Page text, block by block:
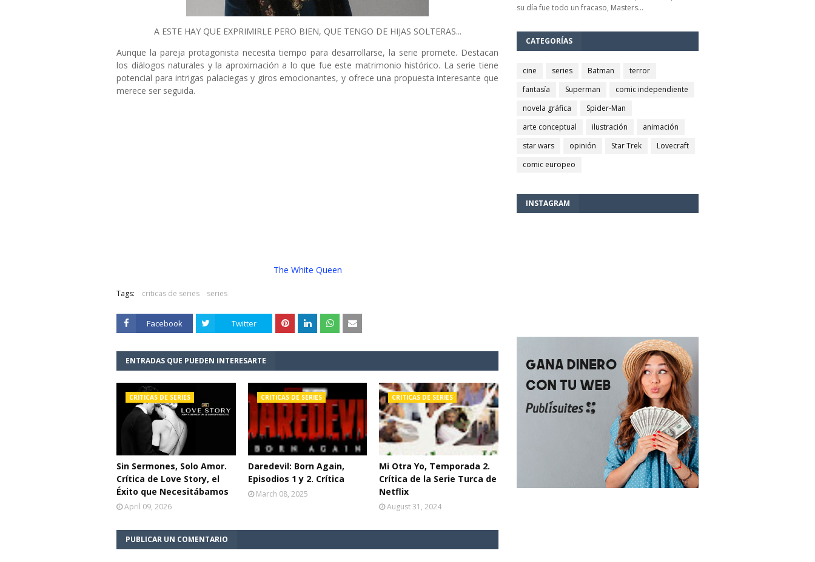
A ESTE HAY QUE EXPRIMIRLE PERO BIEN, QUE TENGO DE HIJAS SOLTERAS...
Aunque la pareja protagonista necesita tiempo para desarrollarse, la serie promete. Destacan
los diálogos naturales y la aproximación a lo que fue este matrimonio histórico. La serie tiene
potencial para intrigas palaciegas y giros emocionantes, y ofrece una propuesta interesante que
merece ser seguida.
The White Queen
Tags: criticas de series series
Facebook Twitter
ENTRADAS QUE PUEDEN INTERESARTE
CRITICAS DE SERIES
Sin Sermones, Solo Amor.
Crítica de Love Story, el
Éxito que Necesitábamos
April 09, 2026
CRITICAS DE SERIES
Daredevil: Born Again,
Episodios 1 y 2. Crítica
March 08, 2025
CRITICAS DE SERIES
Mi Otra Yo, Temporada 2.
Crítica de la Serie Turca de
Netflix
August 31, 2024
PUBLICAR UN COMENTARIO
su día fue todo un fracaso, Masters…
CATEGORÍAS
cine series Batman
terror
fantasía
Superman
comic independiente
novela gráfica
Spider-Man
arte conceptual
ilustración
animación
star wars
opinión Star Trek
Lovecraft
comic europeo
INSTAGRAM